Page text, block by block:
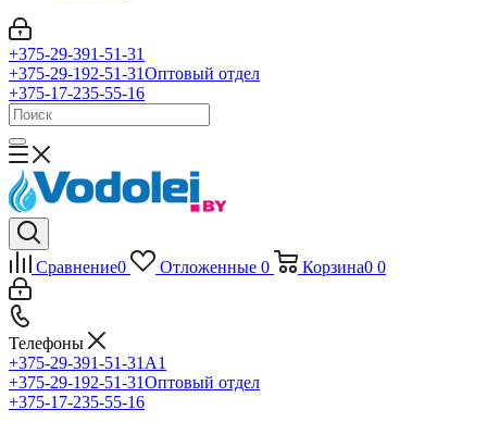
+375-29-391-51-31
+375-29-192-51-31Оптовый отдел
+375-17-235-55-16
Сравнение0 Отложенные 0 Корзина0 0
Телефоны
+375-29-391-51-31 A1
+375-29-192-51-31Оптовый отдел
+375-17-235-55-16